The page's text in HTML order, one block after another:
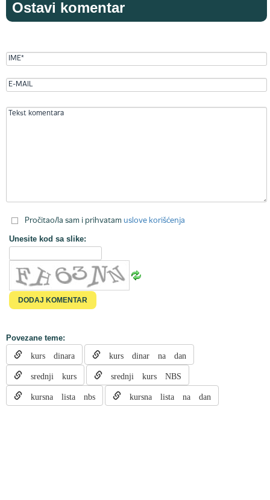
Ostavi komentar
Pročitao/la sam i prihvatam uslove korišćenja
Unesite kod sa slike:
Povezane teme:
kurs dinara kurs dinar na dan
srednji kurs srednji kurs NBS
kursna lista nbs kursna lista na dan